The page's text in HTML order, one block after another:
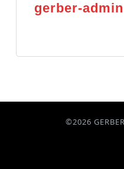
gerber-admin
©2026